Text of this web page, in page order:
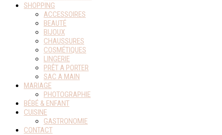
SHOPPING
ACCESSOIRES
BEAUTÉ
BIJOUX
CHAUSSURES
COSMÉTIQUES
LINGERIE
PRÊT A PORTER
SAC A MAIN
MARIAGE
PHOTOGRAPHIE
BÉBÉ & ENFANT
CUISINE
GASTRONOMIE
CONTACT